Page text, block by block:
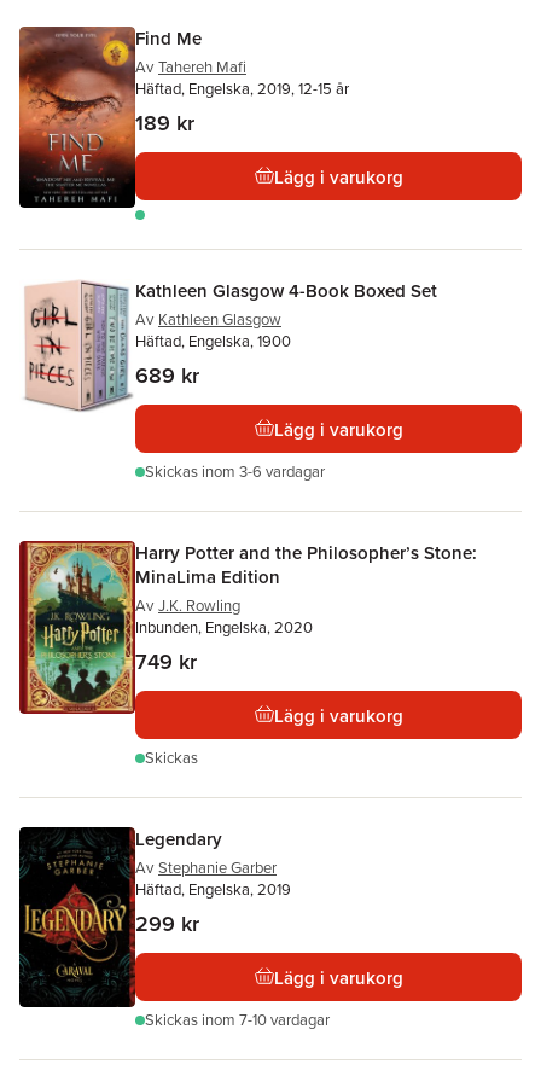
Find Me
Av Tahereh Mafi
Häftad, Engelska, 2019, 12-15 år
189 kr
Lägg i varukorg
Kathleen Glasgow 4-Book Boxed Set
Av Kathleen Glasgow
Häftad, Engelska, 1900
689 kr
Lägg i varukorg
Skickas inom 3-6 vardagar
Harry Potter and the Philosopher’s Stone:
MinaLima Edition
Av J.K. Rowling
Inbunden, Engelska, 2020
749 kr
Lägg i varukorg
Skickas
Legendary
Av Stephanie Garber
Häftad, Engelska, 2019
299 kr
Lägg i varukorg
Skickas inom 7-10 vardagar